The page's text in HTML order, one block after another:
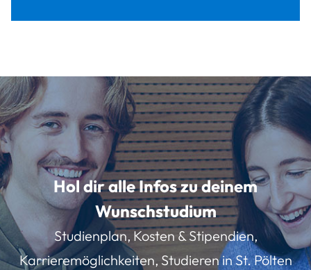
Hol dir alle Infos zu deinem
Wunschstudium
Studienplan, Kosten & Stipendien,
Karrieremöglichkeiten, Studieren in St. Pölten